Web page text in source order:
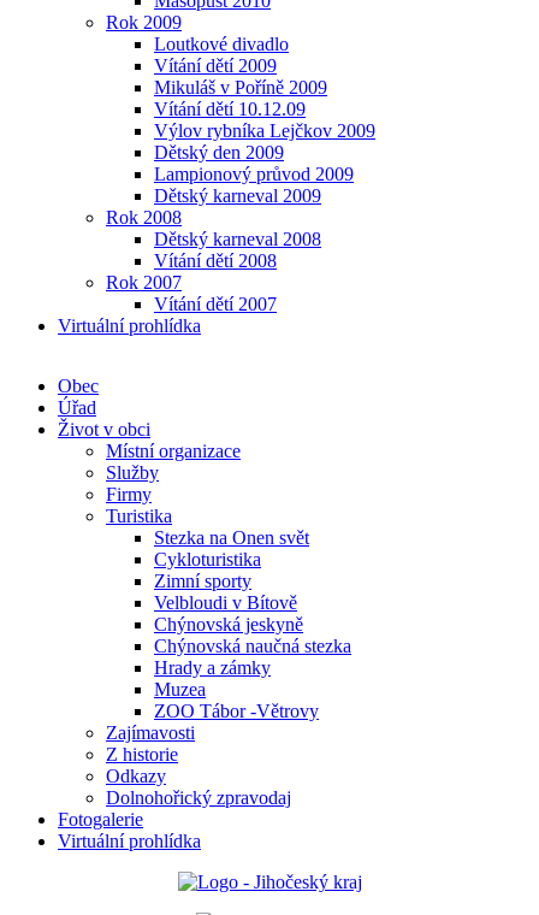
Rok 2009
Loutkové divadlo
Vítání dětí 2009
Mikuláš v Poříně 2009
Vítání dětí 10.12.09
Výlov rybníka Lejčkov 2009
Dětský den 2009
Lampionový průvod 2009
Dětský karneval 2009
Rok 2008
Dětský karneval 2008
Vítání dětí 2008
Rok 2007
Vítání dětí 2007
Virtuální prohlídka
Obec
Úřad
Život v obci
Místní organizace
Služby
Firmy
Turistika
Stezka na Onen svět
Cykloturistika
Zimní sporty
Velbloudi v Bítově
Chýnovská jeskyně
Chýnovská naučná stezka
Hrady a zámky
Muzea
ZOO Tábor -Větrovy
Zajímavosti
Z historie
Odkazy
Dolnohořický zpravodaj
Fotogalerie
Virtuální prohlídka